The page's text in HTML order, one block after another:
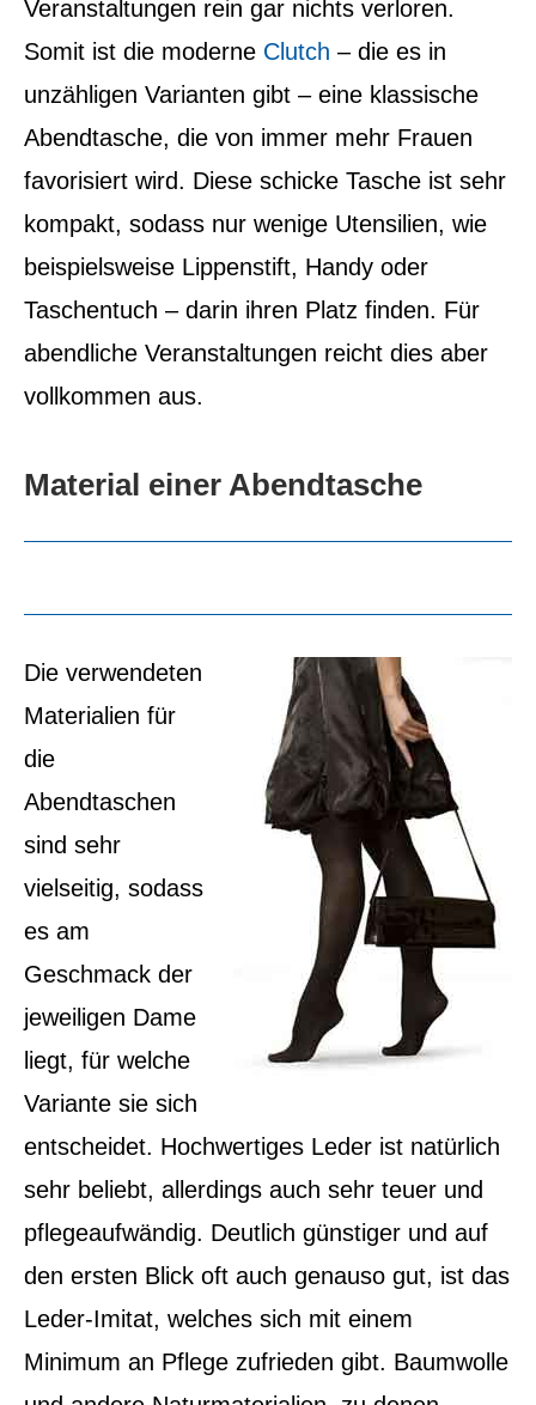
Veranstaltungen rein gar nichts verloren.
Somit ist die moderne Clutch – die es in
unzähligen Varianten gibt – eine klassische
Abendtasche, die von immer mehr Frauen
favorisiert wird. Diese schicke Tasche ist sehr
kompakt, sodass nur wenige Utensilien, wie
beispielsweise Lippenstift, Handy oder
Taschentuch – darin ihren Platz finden. Für
abendliche Veranstaltungen reicht dies aber
vollkommen aus.
Material einer Abendtasche
Die verwendeten
Materialien für
die
Abendtaschen
sind sehr
vielseitig, sodass
es am
Geschmack der
jeweiligen Dame
liegt, für welche
Variante sie sich
entscheidet. Hochwertiges Leder ist natürlich
sehr beliebt, allerdings auch sehr teuer und
pflegeaufwändig. Deutlich günstiger und auf
den ersten Blick oft auch genauso gut, ist das
Leder-Imitat, welches sich mit einem
Minimum an Pflege zufrieden gibt. Baumwolle